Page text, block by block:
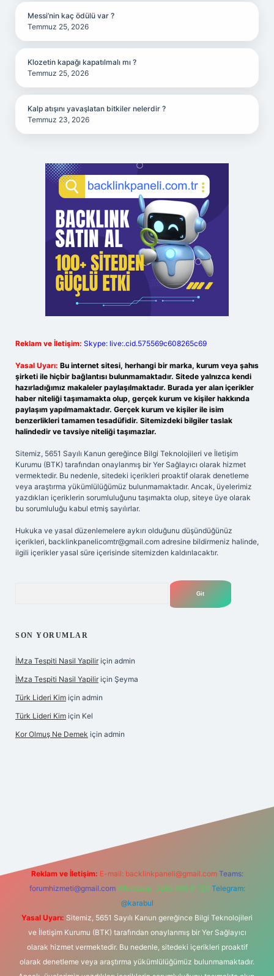
Messi’nin kaç ödülü var ?
Temmuz 25, 2026
Klozetin kapağı kapatılmalı mı ?
Temmuz 25, 2026
Kalp atışını yavaşlatan bitkiler nelerdir ?
Temmuz 23, 2026
Reklam ve İletişim: Skype: live:.cid.575569c608265c69
Yasal Uyarı: Bu internet sitesi, herhangi bir marka, kurum veya şahıs
şirketi ile hiçbir bağlantısı bulunmamaktadır. Sitede yalnızca kendi
hazırladığımız makaleler paylaşılmaktadır. Burada yer alan içerikler
haber niteliği taşımamakta olup, gerçek kurum ve kişiler hakkında
paylaşım yapılmamaktadır. Gerçek kurum ve kişiler ile isim
benzerlikleri tamamen tesadüfidir. Sitemizdeki bilgiler taslak
halindedir ve tavsiye niteliği taşımazlar.
Sitemiz, 5651 Sayılı Kanun gereğince Bilgi Teknolojileri ve İletişim
Kurumu (BTK) tarafından onaylanmış bir Yer Sağlayıcı olarak hizmet
vermektedir. Bu nedenle, sitedeki içerikleri proaktif olarak denetleme
veya araştırma yükümlülüğümüz bulunmamaktadır. Ancak, üyelerimiz
yazdıkları içeriklerin sorumluluğunu taşımakta olup, siteye üye olarak
bu sorumluluğu kabul etmiş sayılırlar.
Hukuka ve yasal düzenlemelere aykırı olduğunu düşündüğünüz
içerikleri, backlinkpanelicomtr@gmail.com adresine bildirmeniz halinde,
ilgili içerikler yasal süre içerisinde sitemizden kaldırılacaktır.
SON YORUMLAR
İMza Tespiti Nasil Yapilir için admin
İMza Tespiti Nasil Yapilir için Şeyma
Türk Lideri Kim için admin
Türk Lideri Kim için Kel
Kor Olmuş Ne Demek için admin
Reklam ve İletişim: E-mail: backlinkpaneli@gmail.com Teams:
forumhizmeti@gmail.com Whatsapp: 0262 606 0 726 Telegram:
@karabul
Yasal Uyarı: Sitemiz, 5651 Sayılı Kanun gereğince Bilgi Teknolojileri
ve İletişim Kurumu (BTK) tarafından onaylanmış bir Yer Sağlayıcı
olarak hizmet vermektedir. Bu nedenle, sitedeki içerikleri proaktif
olarak denetleme veya araştırma yükümlülüğümüz bulunmamaktadır.